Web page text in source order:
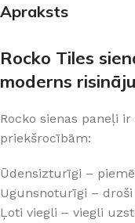
Apraksts
Rocko Tiles
moderns
Rocko sienas paneļi
priekšrocībām:
Ūdensizturīgi –
Ugunsnoturīgi – droši
Ļoti viegli – viegli